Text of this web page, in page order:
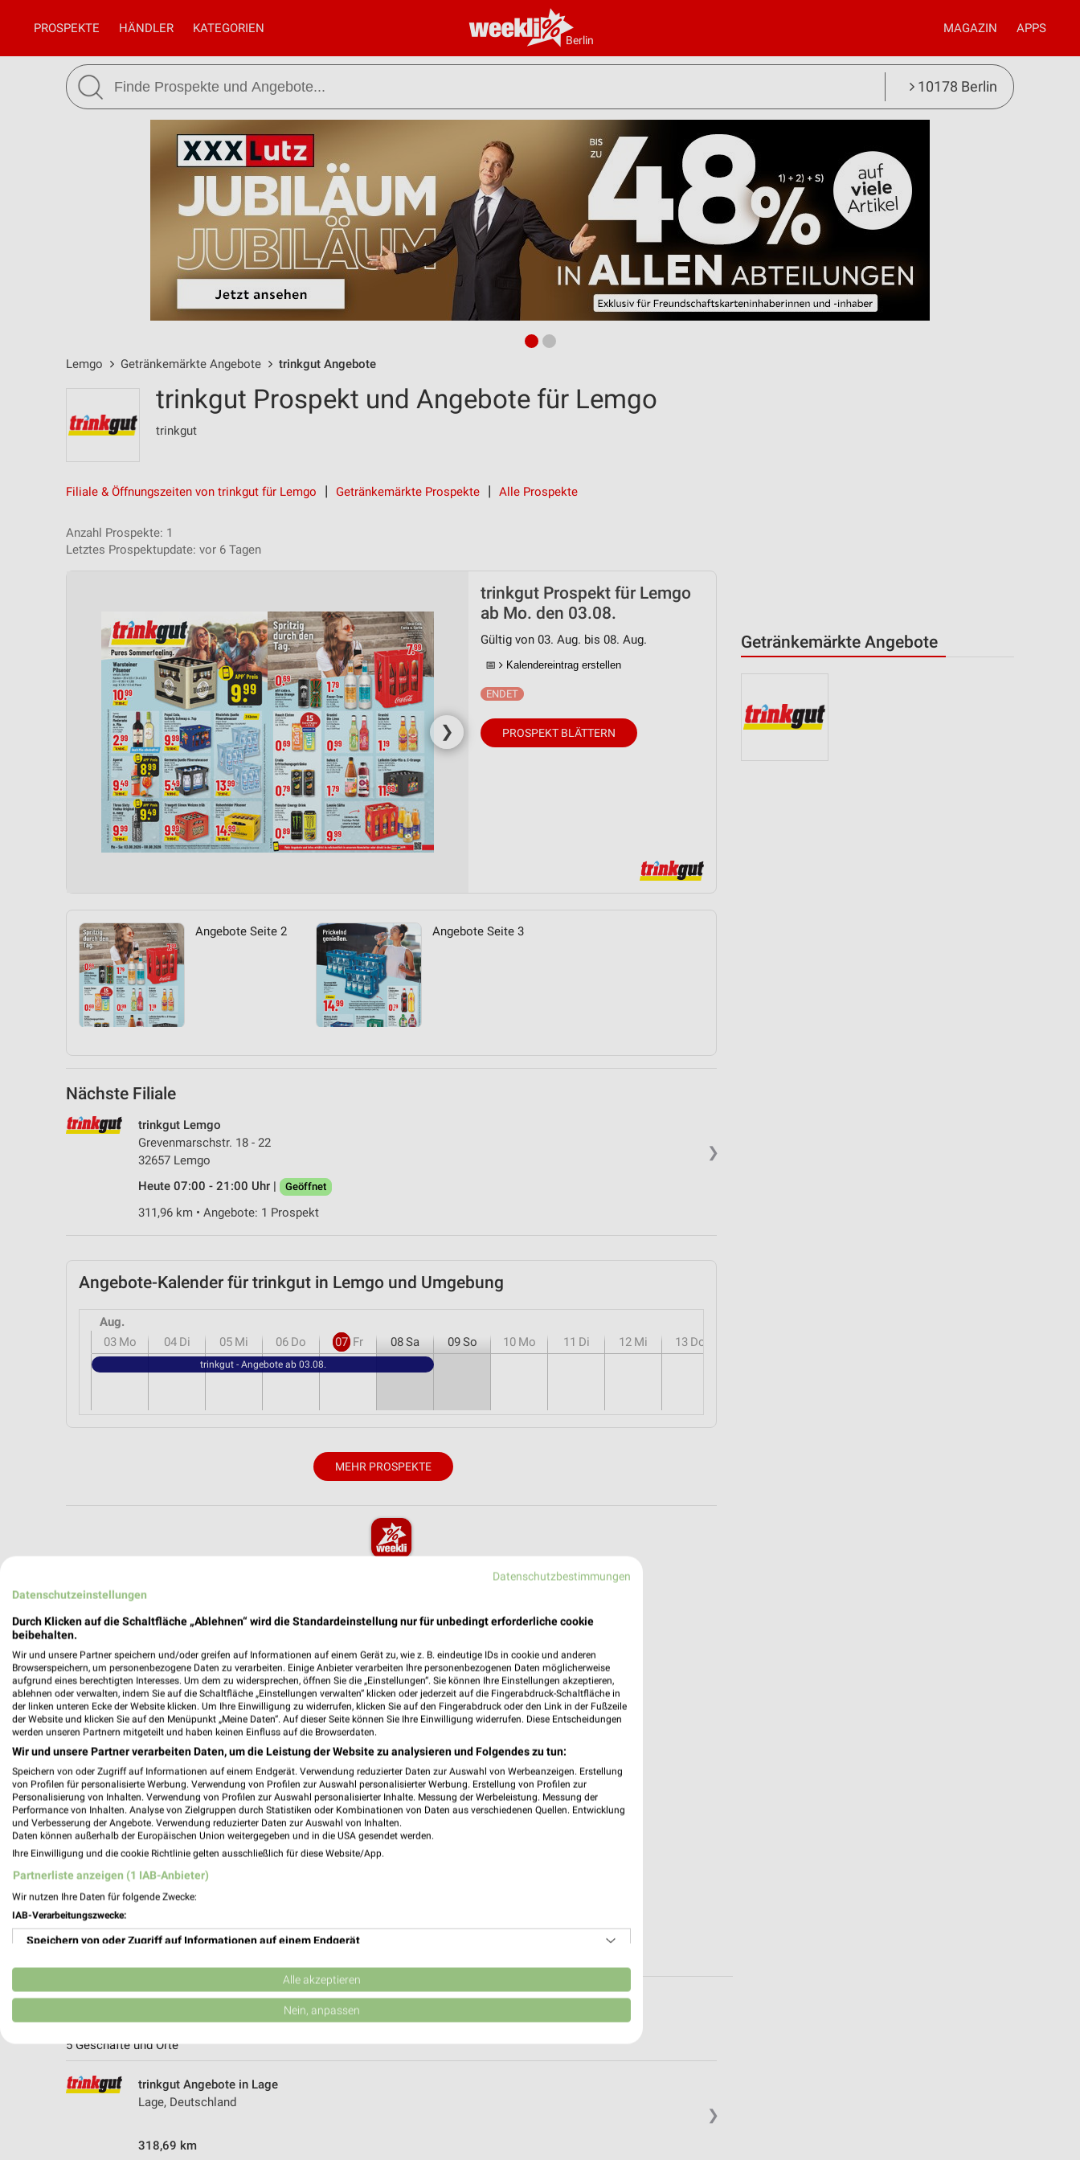
Berlin
PROSPEKTE HÄNDLER KATEGORIEN MAGAZIN APPS
10178 Berlin
Lemgo Getränkemärkte Angebote trinkgut Angebote
Getränkemärkte Angebote
trinkgut Prospekt und Angebote für Lemgo
trinkgut
Filiale & Öffnungszeiten von trinkgut für Lemgo Getränkemärkte Prospekte Alle Prospekte
Anzahl Prospekte: 1
Letztes Prospektupdate: vor 6 Tagen
❯
trinkgut Prospekt für Lemgo
ab Mo. den 03.08.
Gültig von 03. Aug. bis 08. Aug.
📅 Kalendereintrag erstellen
PROSPEKT BLÄTTERN
Angebote Seite 2 Angebote Seite 3
Nächste Filiale
❯
trinkgut Lemgo
Grevenmarschstr. 18 - 22
32657 Lemgo
Heute 07:00 - 21:00 Uhr |
Geöffnet
311,96 km • Angebote: 1 Prospekt
Angebote-Kalender für trinkgut in Lemgo und Umgebung
Aug.
03 Mo 04 Di 05 Mi 06 Do 07 Fr 08Sa 09So 10 Mo 11 Di 12 Mi 13 Do
trinkgut - Angebote ab 03.08.
MEHR PROSPEKTE
weekli - Prospekte & Angebote App
✔Folge deinem Lieblingshändler
✔Push-Benachrichtigungen bei neuen Prospekten
✔Einkaufsliste - Einkauf stressfrei planen
Nutze weekli auch mobil – App jetzt laden oder QR-Code scannen.
Weitere trinkgut Geschäfte mit Angeboten in und um Lemgo
5 Geschäfte und Orte
❯
trinkgut Angebote in Lage
Lage, Deutschland
318,69 km
Datenschutzbestimmungen
Datenschutzeinstellungen
Durch Klicken auf die Schaltfläche „Ablehnen“ wird die Standardeinstellung nur für unbedingt erforderliche cookie
beibehalten.
Wir und unsere Partner speichern und/oder greifen auf Informationen auf einem Gerät zu, wie z. B. eindeutige IDs in cookie und anderen
Browserspeichern, um personenbezogene Daten zu verarbeiten. Einige Anbieter verarbeiten Ihre personenbezogenen Daten möglicherweise
aufgrund eines berechtigten Interesses. Um dem zu widersprechen, öffnen Sie die „Einstellungen“. Sie können Ihre Einstellungen akzeptieren,
ablehnen oder verwalten, indem Sie auf die Schaltfläche „Einstellungen verwalten“ klicken oder jederzeit auf die Fingerabdruck-Schaltfläche in
der linken unteren Ecke der Website klicken. Um Ihre Einwilligung zu widerrufen, klicken Sie auf den Fingerabdruck oder den Link in der Fußzeile
der Website und klicken Sie auf den Menüpunkt „Meine Daten“. Auf dieser Seite können Sie Ihre Einwilligung widerrufen. Diese Entscheidungen
werden unseren Partnern mitgeteilt und haben keinen Einfluss auf die Browserdaten.
Wir und unsere Partner verarbeiten Daten, um die Leistung der Website zu analysieren und Folgendes zu tun:
Speichern von oder Zugriff auf Informationen auf einem Endgerät. Verwendung reduzierter Daten zur Auswahl von Werbeanzeigen. Erstellung
von Profilen für personalisierte Werbung. Verwendung von Profilen zur Auswahl personalisierter Werbung. Erstellung von Profilen zur
Personalisierung von Inhalten. Verwendung von Profilen zur Auswahl personalisierter Inhalte. Messung der Werbeleistung. Messung der
Performance von Inhalten. Analyse von Zielgruppen durch Statistiken oder Kombinationen von Daten aus verschiedenen Quellen. Entwicklung
und Verbesserung der Angebote. Verwendung reduzierter Daten zur Auswahl von Inhalten.
Daten können außerhalb der Europäischen Union weitergegeben und in die USA gesendet werden.
Ihre Einwilligung und die cookie Richtlinie gelten ausschließlich für diese Website/App.
Partnerliste anzeigen (1 IAB-Anbieter)
Wir nutzen Ihre Daten für folgende Zwecke:
IAB-Verarbeitungszwecke:
Speichern von oder Zugriff auf Informationen auf einem Endgerät
Verwendung reduzierter Daten zur Auswahl von Werbeanzeigen
Erstellung von Profilen für personalisierte Werbung
Verwendung von Profilen zur Auswahl personalisierter Inhalte
Messung der Werbeleistung
Alle akzeptieren
Nein, anpassen